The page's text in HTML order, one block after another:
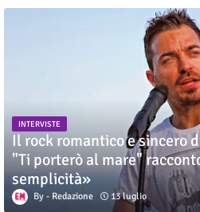
INTERVISTE
Il rock romantico e sincero
"Ti porterò al mare"
semplicità»
Redazione 13 luglio